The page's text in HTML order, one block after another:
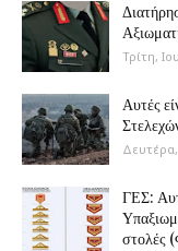
Τρίτη,
Αυτές
ΓΕΣ: